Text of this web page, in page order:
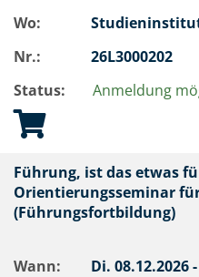
Wo:
Nr.:
26L3000202
Status:
Anmeldung
Führung, ist das etwas
Orientierungsseminar
(Führungsfortbildung)
Wann: Di. 08.12.2026 -